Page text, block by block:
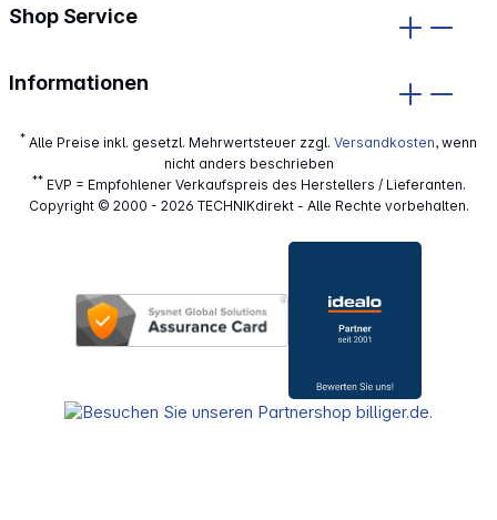
Shop Service
Informationen
* Alle Preise inkl. gesetzl. Mehrwertsteuer zzgl. Versandkosten, wenn
nicht anders beschrieben
**EVP = Empfohlener Verkaufspreis des Herstellers / Lieferanten.
Copyright © 2000 - 2026 TECHNIKdirekt - Alle Rechte vorbehalten.